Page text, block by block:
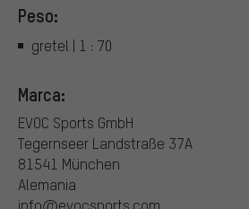
Peso:
gretel | 1 : 70
Marca:
EVOC Sports GmbH
Tegernseer Landstraße 37A
81541 München
Alemania
info@evocsports.com